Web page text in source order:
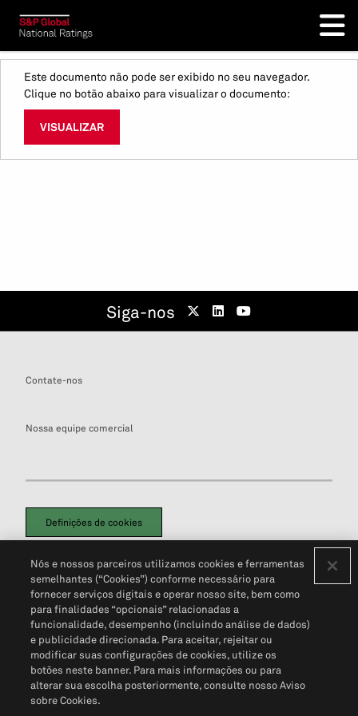
Este documento não pode ser exibido no seu navegador.
Clique no botão abaixo para visualizar o documento:
VISUALIZAR
Siga-nos
Contate-nos
Nossa equipe comercial
Definições de cookies
Política de PrivacidadePortal de privacidade do cliente (em inglês)
Não Venda Minhas Informações Pessoais© 2026 S&P Global
Nós e nossos parceiros utilizamos cookies e ferramentas
semelhantes (“Cookies”) conforme necessário para
fornecer serviços digitais e operar nosso site, bem como
para finalidades “opcionais” relacionadas a
funcionalidade, desempenho (incluindo análise de dados)
e publicidade direcionada. Para aceitar, rejeitar ou
modificar suas configurações de cookies, utilize os
botões neste banner. Para mais informações ou para
alterar sua escolha posteriormente, consulte nosso Aviso
sobre Cookies.